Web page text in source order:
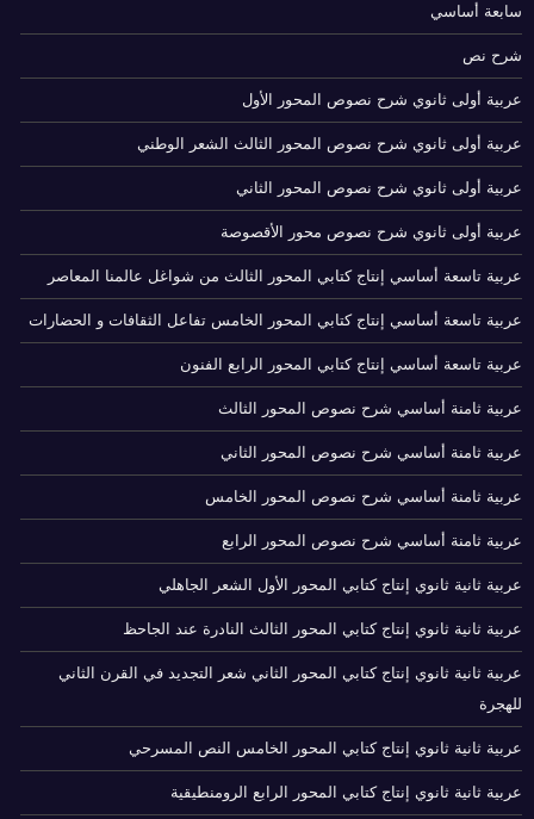
سابعة أساسي
شرح نص
عربية أولى ثانوي شرح نصوص المحور الأول
عربية أولى ثانوي شرح نصوص المحور الثالث الشعر الوطني
عربية أولى ثانوي شرح نصوص المحور الثاني
عربية أولى ثانوي شرح نصوص محور الأقصوصة
عربية تاسعة أساسي إنتاج كتابي المحور الثالث من شواغل عالمنا المعاصر
عربية تاسعة أساسي إنتاج كتابي المحور الخامس تفاعل الثقافات و الحضارات
عربية تاسعة أساسي إنتاج كتابي المحور الرابع الفنون
عربية ثامنة أساسي شرح نصوص المحور الثالث
عربية ثامنة أساسي شرح نصوص المحور الثاني
عربية ثامنة أساسي شرح نصوص المحور الخامس
عربية ثامنة أساسي شرح نصوص المحور الرابع
عربية ثانية ثانوي إنتاج كتابي المحور الأول الشعر الجاهلي
عربية ثانية ثانوي إنتاج كتابي المحور الثالث النادرة عند الجاحظ
عربية ثانية ثانوي إنتاج كتابي المحور الثاني شعر التجديد في القرن الثاني
للهجرة
عربية ثانية ثانوي إنتاج كتابي المحور الخامس النص المسرحي
عربية ثانية ثانوي إنتاج كتابي المحور الرابع الرومنطيقية